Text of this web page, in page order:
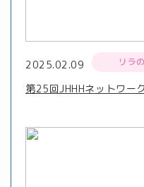
2025.02.09 リラ
第25回JHHHネットワー